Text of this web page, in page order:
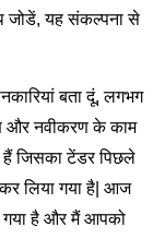
जोडें, यह संकल्पना से
बता दूं, लगभग
और नवीकरण के काम
जिसका टेंडर पिछले
कर लिया गया है| आज
गया है और मैं आपको